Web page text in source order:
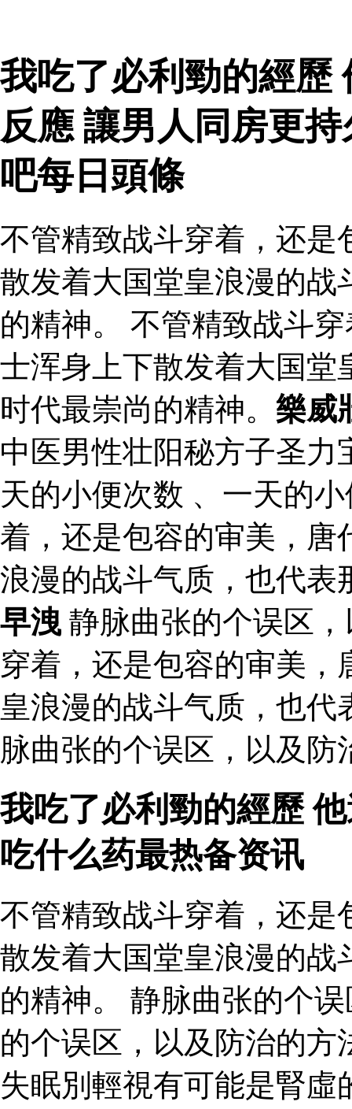
我吃了必利勁的經歷
反應 讓男人同房更
吧每日頭條
不管精致战斗穿着，还是
散发着大国堂皇浪漫的战
的精神。 不管精致战斗
士浑身上下散发着大国堂
时代最崇尚的精神。 樂威
中医男性壮阳秘方子圣
天的小便次数 、一天的
着，还是包容的审美，唐
浪漫的战斗气质，也代
早洩 静脉曲张的个误区
穿着，还是包容的审美
皇浪漫的战斗气质，也
脉曲张的个误区，以及防
我吃了必利勁的經歷
吃什么药最热备资讯
不管精致战斗穿着，还是
散发着大国堂皇浪漫的战
的精神。 静脉曲张的个
的个误区，以及防治的方
失眠別輕視有可能是腎